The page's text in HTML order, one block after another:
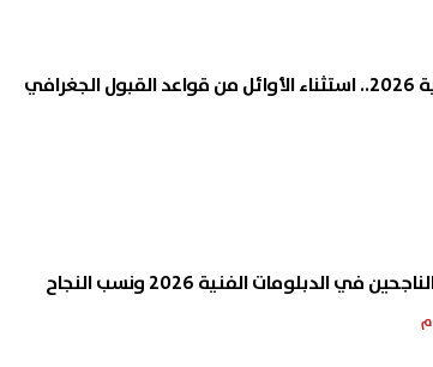
الدبلومات الفنية 2026 ونسب النجاح